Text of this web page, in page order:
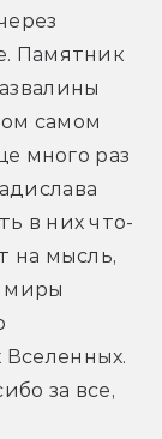
Памятник
самом
много раз
в них что-
на мысль,
миры
Вселенных.
за все,